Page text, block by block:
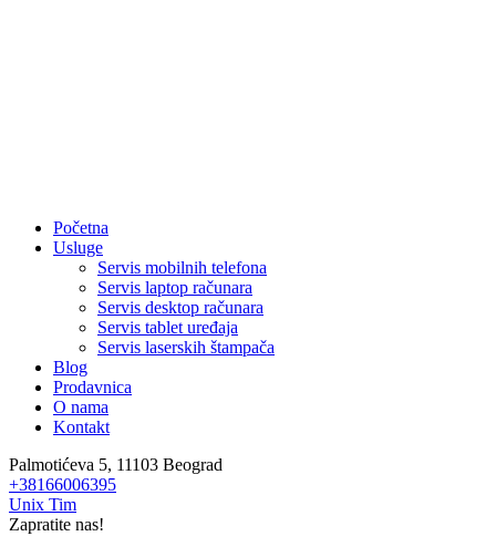
Početna
Usluge
Servis mobilnih telefona
Servis laptop računara
Servis desktop računara
Servis tablet uređaja
Servis laserskih štampača
Blog
Prodavnica
O nama
Kontakt
Palmotićeva 5, 11103 Beograd
+38166006395
Unix Tim
Zapratite nas!